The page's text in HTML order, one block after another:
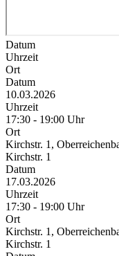
Datum
Uhrzeit
Ort
Datum
10.03.2026
Uhrzeit
17:30 - 19:00 Uhr
Ort
Kirchstr. 1,
Kirchstr. 1
Datum
17.03.2026
Uhrzeit
17:30 - 19:00 Uhr
Ort
Kirchstr. 1,
Kirchstr. 1